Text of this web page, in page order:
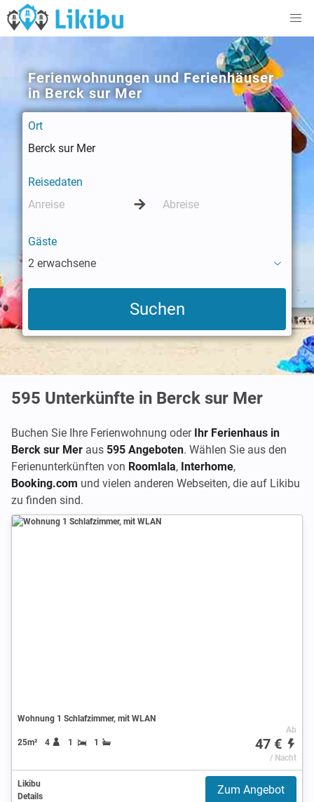
Ferienwohnungen und Ferienhäuser
in Berck sur Mer
Ort
Reisedaten
Gäste
2 erwachsene
595 Unterkünfte in Berck sur Mer
Buchen Sie Ihre Ferienwohnung oder Ihr Ferienhaus in
Berck sur Mer aus 595 Angeboten. Wählen Sie aus den
Ferienunterkünften von Roomlala, Interhome,
Booking.com und vielen anderen Webseiten, die auf Likibu
zu finden sind.
Wohnung 1 Schlafzimmer, mit WLAN
25m² 4 1 1
Ab
47 €
/ Nacht
Likibu
Details
Zum Angebot